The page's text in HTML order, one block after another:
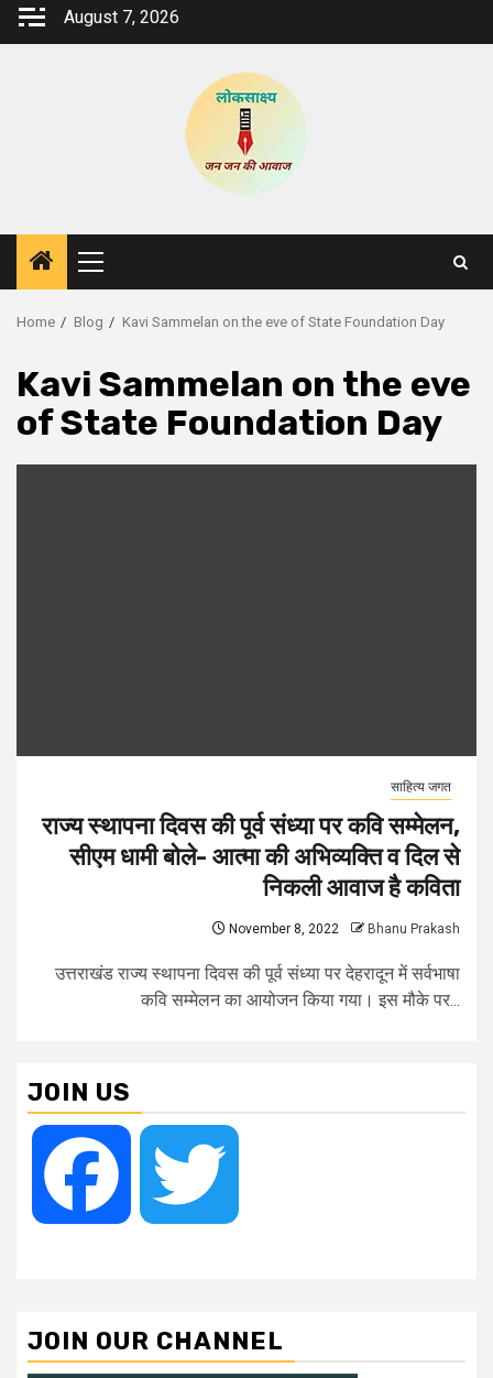
Skip
August 7, 2026
Primary
Menu
Home Blog Kavi Sammelan on the eve of State Foundation Day
Kavi Sammelan on the eve
of State Foundation Day
साहित्य जगत
राज्य स्थापना दिवस की पूर्व संध्या पर कवि सम्मेलन,
सीएम धामी बोले- आत्मा की अभिव्यक्ति व दिल से
निकली आवाज है कविता
November 8, 2022 Bhanu Prakash
उत्तराखंड राज्य स्थापना दिवस की पूर्व संध्या पर देहरादून में सर्वभाषा
कवि सम्मेलन का आयोजन किया गया। इस मौके पर...
JOIN US
Facebook
JOIN OUR CHANNEL